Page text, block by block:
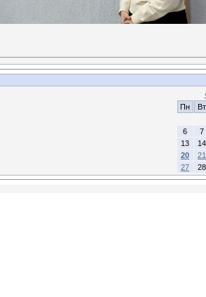
Пн
Вт
6
7
13
14
20
21
27
28